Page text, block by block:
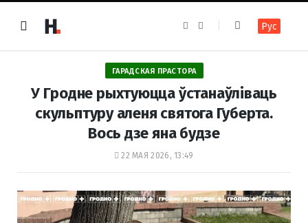
e
b
o
o
k
t
a
r
a
m
Рус
ГАРАДСКАЯ ПРАСТОРА
У Гродне рыхтуюцца ўстанаўліваць
скульптуру аленя святога Губерта.
Вось дзе яна будзе
22 МАЯ 2026, 13:49